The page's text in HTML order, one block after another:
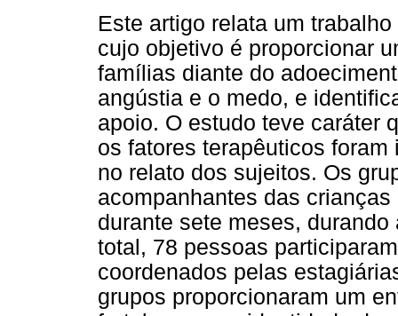
Este artigo relata um
cujo objetivo é proporcionar
famílias diante do
angústia e o medo, e
apoio. O estudo teve caráter
os fatores terapêuticos
no relato dos sujeitos. Os
acompanhantes das
durante sete meses,
total, 78 pessoas
coordenados pelas
grupos proporcionaram um